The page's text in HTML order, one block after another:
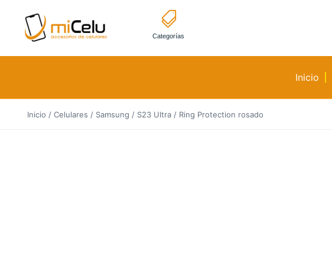
Categorías
Inicio
Inicio / Celulares / Samsung / S23 Ultra / Ring Protection rosado